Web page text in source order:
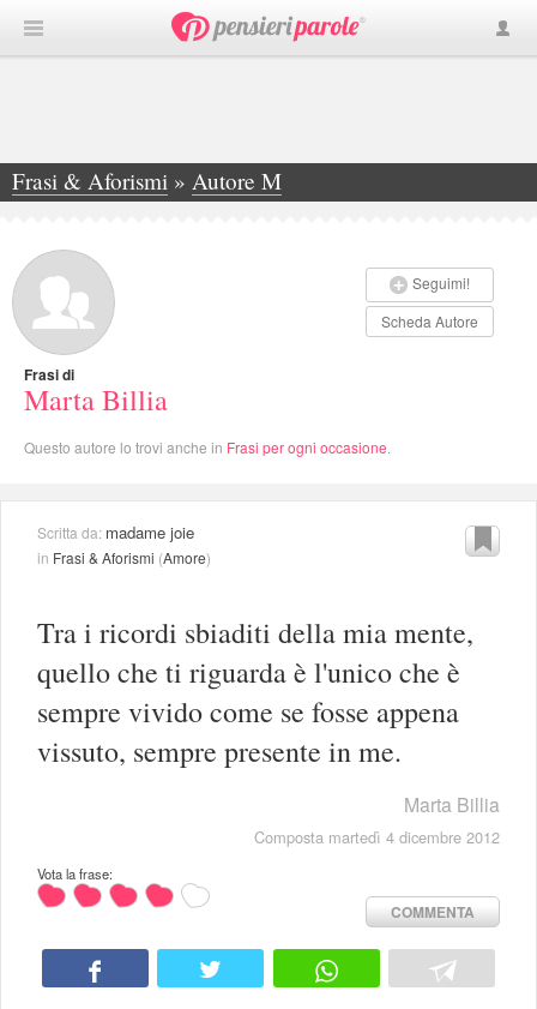
Frasi & Aforismi » Autore M
»Marta Billia
Seguimi!
Scheda Autore
Frasi di
Marta Billia
Questo autore lo trovi anche in Frasi per ogni occasione
Scritta da: madame joie
in Frasi & Aforismi (Amore)
Tra i ricordi sbiaditi della mia mente,
quello che ti riguarda è l'unico che è
sempre vivido come se fosse appena
vissuto, sempre presente in me.
Marta Billia
Composta martedì 4 dicembre 2012
Vota la frase:
COMMENTA